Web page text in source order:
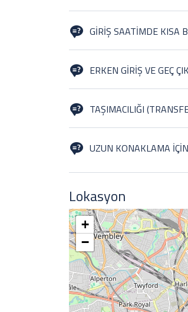
başka müşterilere verebilir ve/
rica ederiz.
GİRİŞ SAATİMDE KISA
ulaşabileceğiniz Servis
ERKEN GİRİŞ VE GEÇ
görevlisine danışın. Özel
TAŞIMACILIĞI
UZUN KONAKLAMA
Evet, kalış süresi ve döneme
Lokasyon
+
−